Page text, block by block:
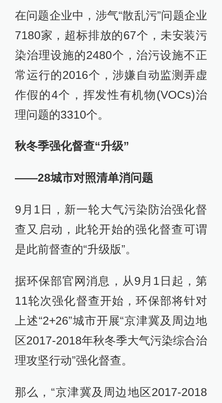
在问题企业中，涉气“散乱污”问题企业
7180家，超标排放的67个，未安装污
染治理设施的2480个，治污设施不正
常运行的2016个，涉嫌自动监测弄虚
作假的4个，挥发性有机物(VOCs)治
理问题的3310个。
秋冬季强化督查“升级”
——28城市对照清单消问题
9月1日，新一轮大气污染防治强化督
查又启动，此轮开始的强化督查可谓
是此前督查的“升级版”。
据环保部官网消息，从9月1日起，第
11轮次强化督查开始，环保部将针对
上述“2+26”城市开展“京津冀及周边地
区2017-2018年秋冬季大气污染综合治
理攻坚行动”强化督查。
那么，“京津冀及周边地区2017-2018